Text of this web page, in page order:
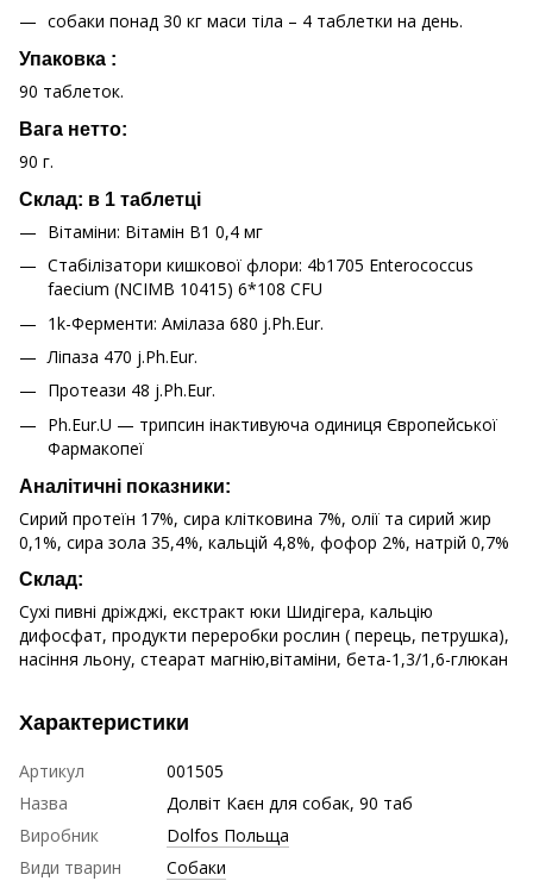
собаки понад 30 кг маси тіла – 4 таблетки на день.
Упаковка :
90 таблеток.
Вага нетто:
90 г.
Склад: в 1 таблетці
Вітаміни: Вітамін B1 0,4 мг
Стабілізатори кишкової флори: 4b1705 Enterococcus
faecium (NCIMB 10415) 6*108 CFU
1k-Ферменти: Амілаза 680 j.Ph.Eur.
Ліпаза 470 j.Ph.Eur.
Протеази 48 j.Ph.Eur.
Ph.Eur.U — трипсин інактивуюча одиниця Європейської
Фармакопеї
Аналітичні показники:
Сирий протеїн 17%, сира клітковина 7%, олії та сирий жир
0,1%, сира зола 35,4%, кальцій 4,8%, фофор 2%, натрій 0,7%
Склад:
Сухі пивні дріжджі, екстракт юки Шидігера, кальцію
дифосфат, продукти переробки рослин ( перець, петрушка),
насіння льону, стеарат магнію,вітаміни, бета-1,3/1,6-глюкан
Характеристики
Артикул
001505
Назва
Долвіт Каєн для собак, 90 таб
Виробник
Dolfos Польща
Види тварин
Собаки